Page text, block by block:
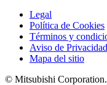
Legal
Política de Cookies
Términos y
Aviso de Privacidad
Mapa del sitio
© Mitsubishi Corporation.